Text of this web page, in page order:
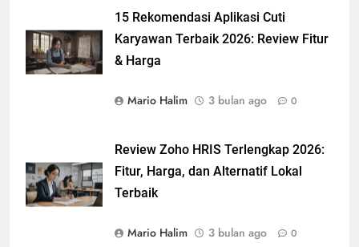
15 Rekomendasi Aplikasi Cuti
Karyawan Terbaik 2026: Review Fitur
& Harga
Mario Halim 3 bulan ago 0
Review Zoho HRIS Terlengkap 2026:
Fitur, Harga, dan Alternatif Lokal
Terbaik
Mario Halim 3 bulan ago 0